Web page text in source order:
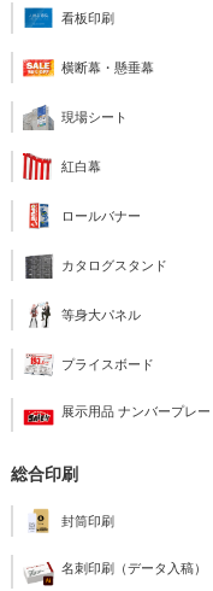
看板印刷
横断幕・懸垂幕
現場シート
紅白幕
ロールバナー
カタログスタンド
等身大パネル
プライスボード
展示用品 ナンバープレー
総合印刷
封筒印刷
名刺印刷（データ入稿）